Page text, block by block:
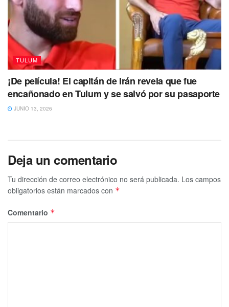
TULUM
¡De película! El capitán de Irán revela que fue
encañonado en Tulum y se salvó por su pasaporte
JUNIO 13, 2026
Deja un comentario
Tu dirección de correo electrónico no será publicada. Los campos
obligatorios están marcados con *
Comentario *